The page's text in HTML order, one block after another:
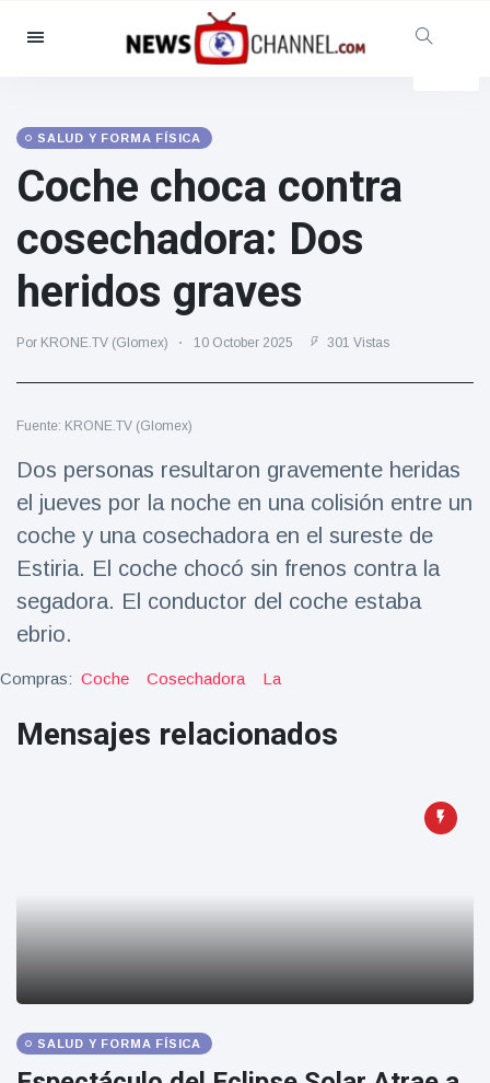
Categorías
Social y Diversión
(155)
Cine y TV
(81)
Celebridades
(13938)
Moda y Belleza
(122)
(5997)
Comida y bebida
Estilo de vida y Docu-
(121)
Salud y forma física
(73)
Viajes y Aventura
(77)
Últimas noticias
SKAI News
07/10/2025
7 October
feiert ihren
99.
zu
Mariachi-
Band
SALUD Y FORMA FÍSICA
Coche choca contra
cosechadora: Dos
heridos graves
Por KRONE.TV (Glomex) 10 October 2025 301 Vistas
Fuente: KRONE.TV (Glomex)
Dos personas resultaron gravemente heridas
el jueves por la noche en una colisión entre un
coche y una cosechadora en el sureste de
Estiria. El coche chocó sin frenos contra la
segadora. El conductor del coche estaba
ebrio.
Compras: Coche Cosechadora La
Mensajes relacionados
SALUD Y FORMA FÍSICA